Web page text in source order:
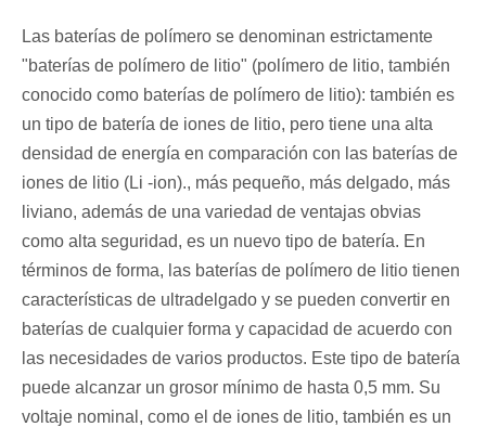
Las baterías de polímero se denominan estrictamente
"baterías de polímero de litio" (polímero de litio, también
conocido como baterías de polímero de litio): también es
un tipo de batería de iones de litio, pero tiene una alta
densidad de energía en comparación con las baterías de
iones de litio (Li -ion)., más pequeño, más delgado, más
liviano, además de una variedad de ventajas obvias
como alta seguridad, es un nuevo tipo de batería. En
términos de forma, las baterías de polímero de litio tienen
características de ultradelgado y se pueden convertir en
baterías de cualquier forma y capacidad de acuerdo con
las necesidades de varios productos. Este tipo de batería
puede alcanzar un grosor mínimo de hasta 0,5 mm. Su
voltaje nominal, como el de iones de litio, también es un